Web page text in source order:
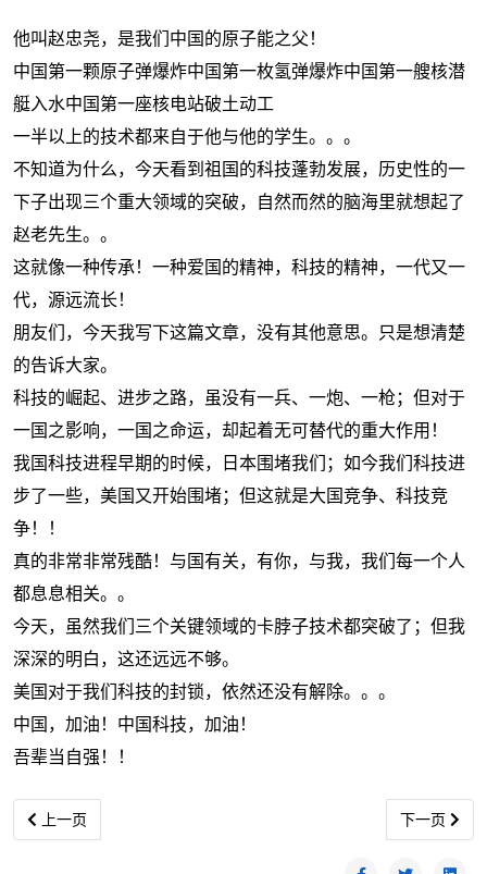
他叫赵忠尧，是我们中国的原子能之父！
中国第一颗原子弹爆炸中国第一枚氢弹爆炸中国第一艘核潜
艇入水中国第一座核电站破土动工
一半以上的技术都来自于他与他的学生。。。
不知道为什么，今天看到祖国的科技蓬勃发展，历史性的一
下子出现三个重大领域的突破，自然而然的脑海里就想起了
赵老先生。。
这就像一种传承！一种爱国的精神，科技的精神，一代又一
代，源远流长！
朋友们， 今天我写下这篇文章，没有其他意思。只是想清楚
的告诉大家。
科技的崛起、进步之路，虽没有一兵、一炮、一枪；但对于
一国之影响，一国之命运，却起着无可替代的重大作用！
我国科技进程早期的时候，日本围堵我们；如今我们科技进
步了一些，美国又开始围堵；但这就是大国竞争、科技竞
争！！
真的非常非常残酷！与国有关，有你，与我，我们每一个人
都息息相关。。
今天，虽然我们三个关键领域的卡脖子技术都突破了；但我
深深的明白，这还远远不够。
美国对于我们科技的封锁，依然还没有解除。。。
中国，加油！中国科技，加油！
吾辈当自强！！
上一篇文章: 世界名著最动人的十句话，一生至少要读一次
上一页 下一篇文章:
下一页